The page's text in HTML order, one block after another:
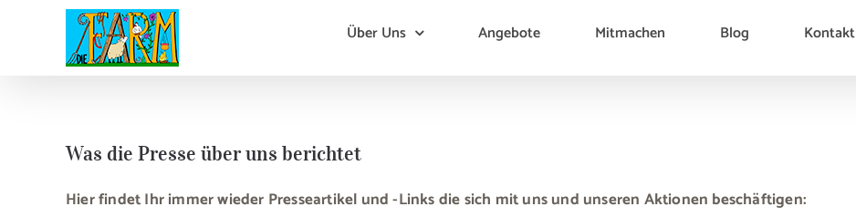
Über Uns Angebote Mitmachen Blog Kontakt
Was die Presse über uns berichtet
Hier findet Ihr immer wieder Presseartikel und -Links die sich mit uns und unseren Aktionen beschäftigen: